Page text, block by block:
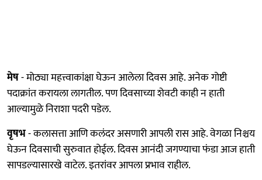
मेष- मोठ्या महत्त्वाकांक्षा घेऊन आलेला दिवस आहे. अनेक गोष्टी
पदाक्रांत करायला लागतील. पण दिवसाच्या शेवटी काही न हाती
आल्यामुळे निराशा पदरी पडेल.
वृषभ- कलासत्ता आणि कलंदर असणारी आपली रास आहे. वेगळा निश्चय
घेऊन दिवसाची सुरुवात होईल. दिवस आनंदी जगण्याचा फंडा आज हाती
सापडल्यासारखे वाटेल. इतरांवर आपला प्रभाव राहील.